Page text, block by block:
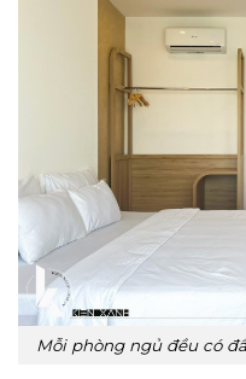
Mỗi phòng ngủ đều có